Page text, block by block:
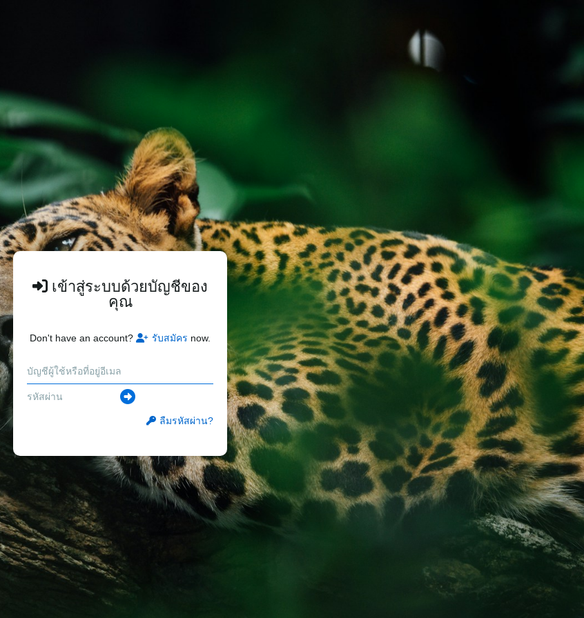
เข้าสู่ระบบด้วยบัญชีของ
คุณ
Don't have an account? รับสมัคร now.
ลืมรหัสผ่าน?